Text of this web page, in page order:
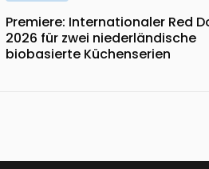
Premiere: Internationaler Red
2026 für zwei niederländische
biobasierte Küchenserien